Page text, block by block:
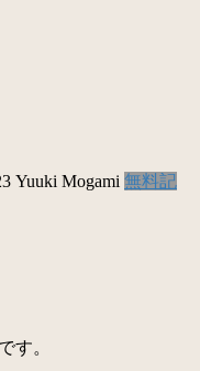
Yuuki Mogami 無料記
す。